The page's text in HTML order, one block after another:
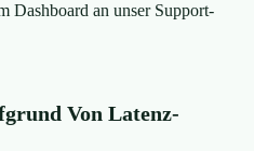
Dashboard an unser Support-
Von Latenz-